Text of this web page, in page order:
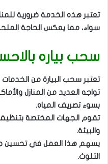
تعتبر هذه الخدمة ضرورية
سواء، مما يعكس الحاجة
سحب بياره
تعتبر سحب البيارة من
تواجه العديد من المنازل
بسوء تصريف المياه.
تقوم الجهات المختصة
والبيئة.
يسهم هذا العمل في تحسين
التلوث.